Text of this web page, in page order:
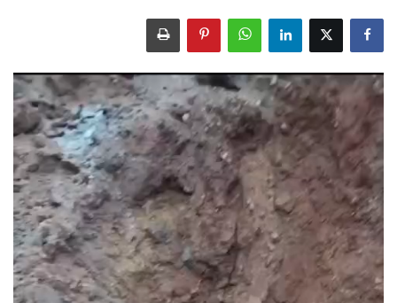
اقتصاد
علوم وتكنولوجيا
رياضة
فيديو
حياة